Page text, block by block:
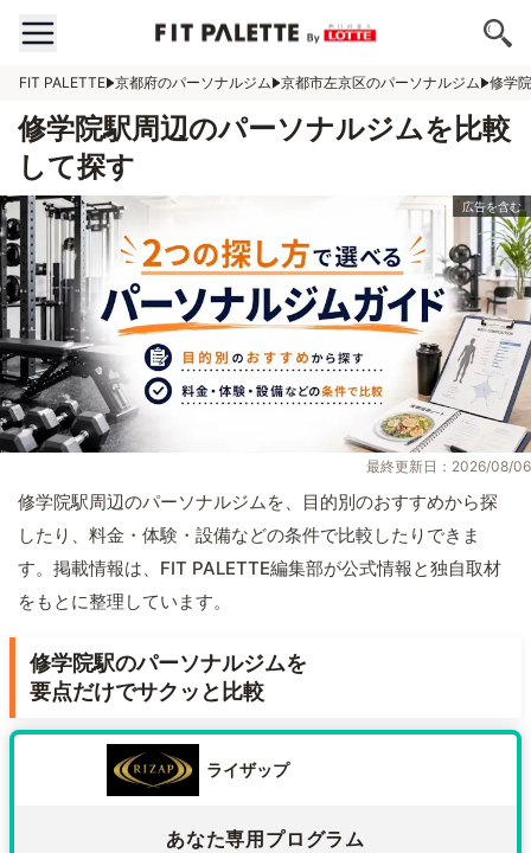
FIT PALETTE 京都府のパーソナルジム 京都市左京区のパーソナルジム 修学
修学院駅周辺のパーソナルジムを比較
して探す
最終更新日：2026/08/06
修学院駅周辺のパーソナルジムを、目的別のおすすめから探
したり、料金・体験・設備などの条件で比較したりできま
す。掲載情報は、FIT PALETTE編集部が公式情報と独自取材
をもとに整理しています。
修学院駅のパーソナルジムを
要点だけでサクッと比較
ライザップ
あなた専用プログラム